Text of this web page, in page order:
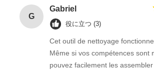
G
Gabriel
役に立つ (3)
Cet outil de nettoyage
Même si vos compétences sont
pouvez facilement les assembler